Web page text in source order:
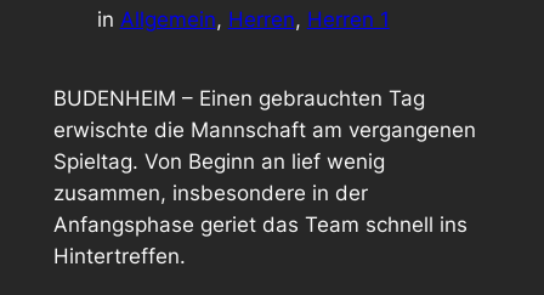
in Allgemein, Herren, Herren 1
BUDENHEIM – Einen gebrauchten Tag
erwischte die Mannschaft am vergangenen
Spieltag. Von Beginn an lief wenig
zusammen, insbesondere in der
Anfangsphase geriet das Team schnell ins
Hintertreffen.